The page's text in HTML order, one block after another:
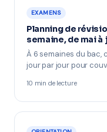
EXAMENS
Planning de
semaine, de mai à
À 6 semaines du bac,
jour par jour pour
10 min de lecture